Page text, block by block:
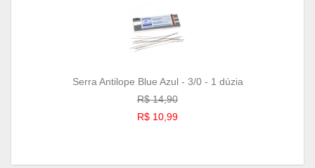
Serra Antilope Blue Azul - 3/0 - 1 dúzia
R$ 14,90
R$ 10,99